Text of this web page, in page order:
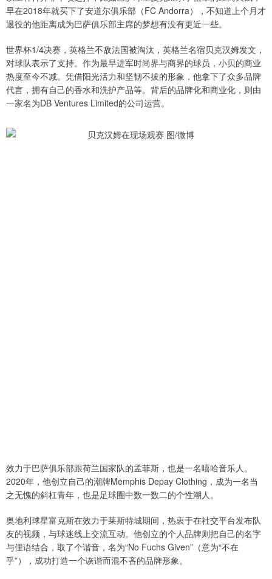
早在2018年就买下了安道尔俱乐部（FC Andorra），不知道上个月才
退役的他距离成为巴萨俱乐部主席的梦想有没有更近一些。
世界杯1/4决赛，英格兰不敌法国被淘汰，英格兰名宿贝克汉姆发文，
对球队表示了支持。作为最早进军时尚界与商界的球员，小贝的商业
热度至今不减。凭借阳光活力和坚韧不拔的形象，他拿下了众多品牌
代言，拥有自己的香水和洗护产品等。背后的品牌化和商业化，则由
一家名为DB Ventures Limited的公司运营。
效力于巴萨俱乐部跟荷兰国家队的孟菲斯，也是一名嘻哈音乐人。
2020年，他创立自己的潮牌Memphis Depay Clothing，成为一名当
之无愧的斜杠青年，也是足球圈中数一数二的个性潮人。
奥地利球星富克斯在效力于莱斯特城期间，热衷于在社交平台发布队
友的视频，与球迷线上交流互动。他创立的个人品牌则把自己的名字
与俚语结合，取了个谐音，名为“No Fuchs Given”（意为“不在
乎”），成功打造一个诙谐而混不吝的品牌形象。